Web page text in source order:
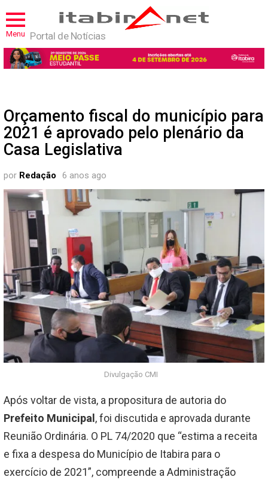
Menu Portal de Notícias
Orçamento fiscal do município para
2021 é aprovado pelo plenário da
Casa Legislativa
por Redação 6 anos ago
Divulgação CMI
Após voltar de vista, a propositura de autoria do
Prefeito Municipal , foi discutida e aprovada durante
Reunião Ordinária. O PL 74/2020 que “estima a receita
e fixa a despesa do Município de Itabira para o
exercício de 2021”, compreende a Administração